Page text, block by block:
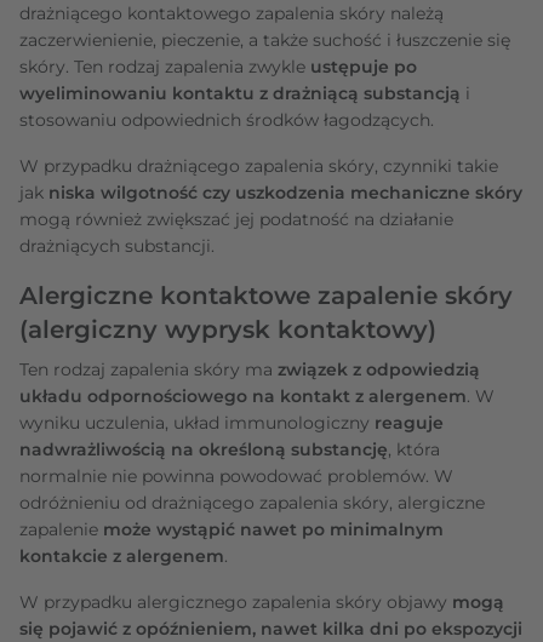
drażniącego kontaktowego zapalenia skóry należą
zaczerwienienie, pieczenie, a także suchość i łuszczenie się
skóry. Ten rodzaj zapalenia zwykle ustępuje po
wyeliminowaniu kontaktu z drażniącą substancją i
stosowaniu odpowiednich środków łagodzących.
W przypadku drażniącego zapalenia skóry, czynniki takie
jak niska wilgotność czy uszkodzenia mechaniczne skóry
mogą również zwiększać jej podatność na działanie
drażniących substancji.
Alergiczne kontaktowe zapalenie skóry
(alergiczny wyprysk kontaktowy)
Ten rodzaj zapalenia skóry ma związek z odpowiedzią
układu odpornościowego na kontakt z alergenem. W
wyniku uczulenia, układ immunologiczny reaguje
nadwrażliwością na określoną substancję, która
normalnie nie powinna powodować problemów. W
odróżnieniu od drażniącego zapalenia skóry, alergiczne
zapalenie może wystąpić nawet po minimalnym
kontakcie z alergenem.
W przypadku alergicznego zapalenia skóry objawy mogą
się pojawić z opóźnieniem, nawet kilka dni po ekspozycji